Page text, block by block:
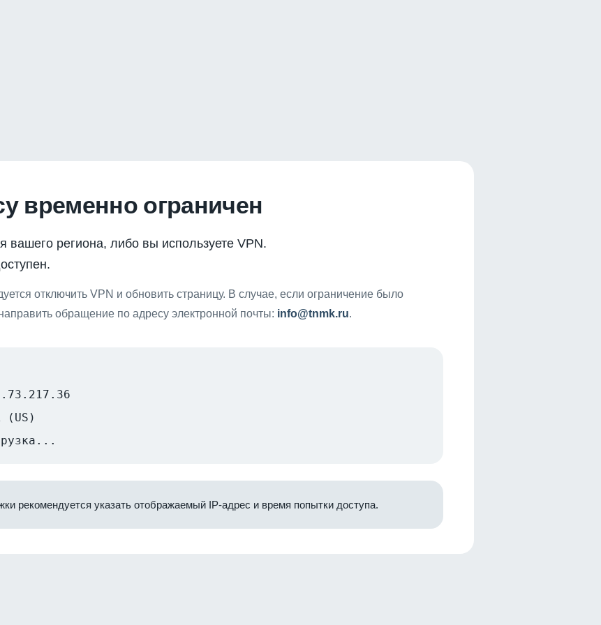
временно ограничен
вашего региона, либо вы используете VPN.
отключить VPN и обновить страницу. В случае, если ограничение было
обращение по адресу электронной почты: info@tnmk.ru.
(US)
рекомендуется указать отображаемый IP-адрес и время попытки доступа.